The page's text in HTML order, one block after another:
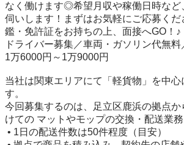
なく働けます◎希望月収や稼働日時など
伺いします！まずはお気軽にご応募くだ
鑑・免許証をお持ちの上、面接へGO！
ドライバー募集／車両・ガソリン代無
1万6000円～1万9000円
当社は関東エリアにて「軽貨物」を中心
す。
今回募集するのは、足立区鹿浜の拠点
けての マットやモップの交換・配送業務